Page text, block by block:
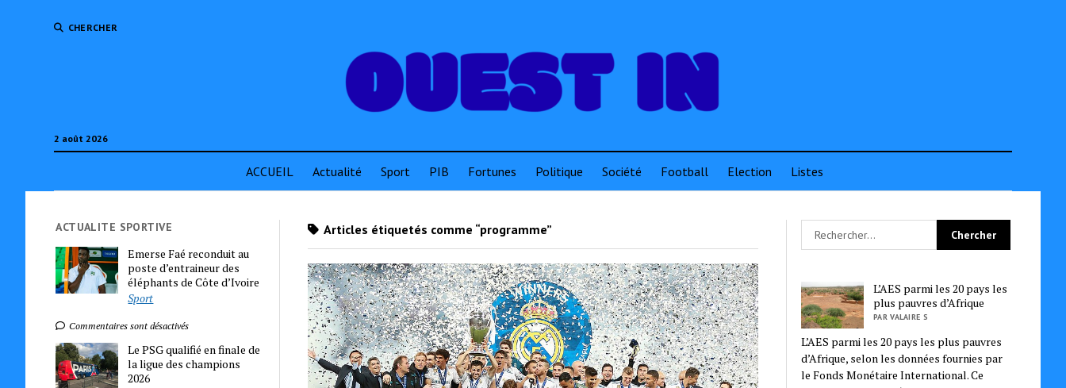
CHERCHER
2 août 2026
ACCUEIL Actualité Sport PIB Fortunes Politique Société Football Election Listes
ACTUALITE SPORTIVE
Emerse Faé reconduit au
poste d’entraineur des
éléphants de Côte d’Ivoire
Sport
Commentaires sont désactivés
Le PSG qualifié en finale de
la ligue des champions
2026
Articles étiquetés comme “programme”
L’AES parmi les 20 pays les
plus pauvres d’Afrique
PAR VALAIRE S
L’AES parmi les 20 pays les plus pauvres
d’Afrique, selon les données fournies par
le Fonds Monétaire International. Ce